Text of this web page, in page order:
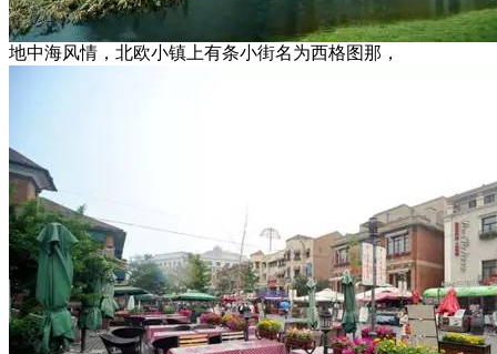
地中海风情，北欧小镇上有条小街名为西格图那，